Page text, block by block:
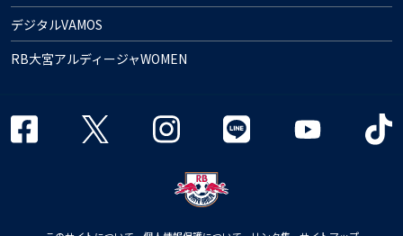
デジタルVAMOS
RB大宮アルディージャWOMEN